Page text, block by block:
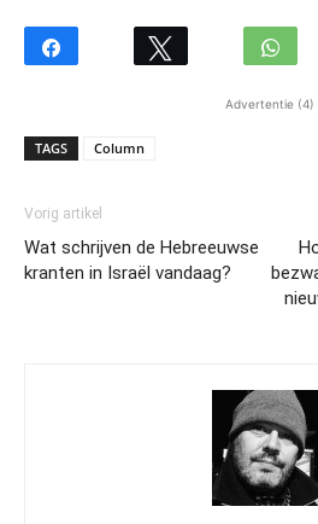
Advertentie (4)
TAGS Column
Vorig artikel
Wat schrijven de Hebreeuwse
kranten in Israël vandaag?